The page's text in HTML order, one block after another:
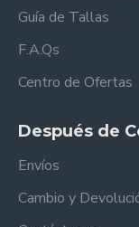
Guía de Tallas
F.A.Qs
Centro de Ofertas
Después de
Envíos
Cambio y